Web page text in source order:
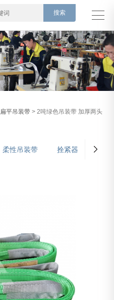
扁平吊装带 > 2吨绿色吊装带 加厚两头
柔性吊装带 拴紧器